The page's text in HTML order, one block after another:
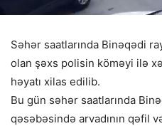
Səhər saatlarında Binəqədi
olan şəxs polisin köməyi ilə
həyatı xilas edilib.
Bu gün səhər saatlarında
qəsəbəsində arvadının qəfil